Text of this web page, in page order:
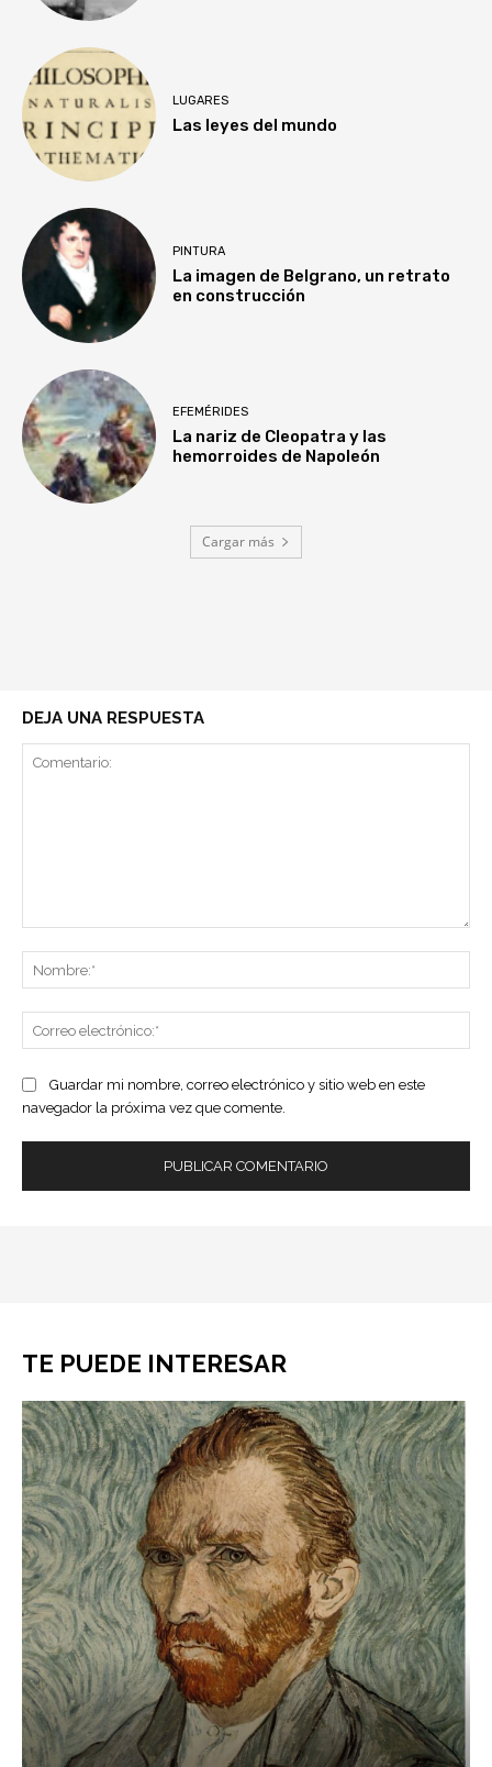
LUGARES
Las leyes del mundo
PINTURA
La imagen de Belgrano, un retrato
en construcción
EFEMÉRIDES
La nariz de Cleopatra y las
hemorroides de Napoleón
Cargar más
DEJA UNA RESPUESTA
Guardar mi nombre, correo electrónico y sitio web en este
navegador la próxima vez que comente.
TE PUEDE INTERESAR